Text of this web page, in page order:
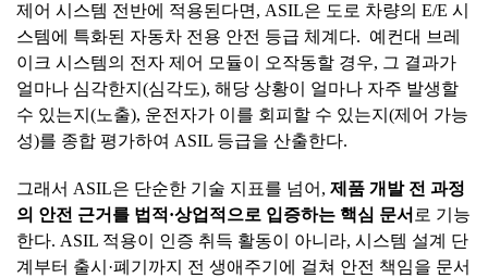
제어 시스템 전반에 적용된다면, ASIL은 도로 차량의 E/E 시
스템에 특화된 자동차 전용 안전 등급 체계다. 예컨대 브레
이크 시스템의 전자 제어 모듈이 오작동할 경우, 그 결과가
얼마나 심각한지(심각도), 해당 상황이 얼마나 자주 발생할
수 있는지(노출), 운전자가 이를 회피할 수 있는지(제어 가능
성)를 종합 평가하여 ASIL 등급을 산출한다.
그래서 ASIL은 단순한 기술 지표를 넘어, 제품 개발 전 과정
의 안전 근거를 법적 ·상업적으로 입증하는 핵심 문서 로 기능
한다. ASIL 적용이 인증 취득 활동이 아니라, 시스템 설계 단
계부터 출시·폐기까지 전 생애주기에 걸쳐 안전 책임을 문서